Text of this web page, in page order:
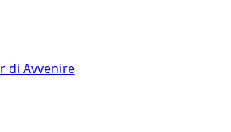
di Avvenire